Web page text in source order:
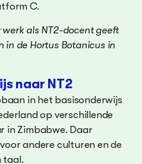
C.
als NT2-docent geeft
in de Hortus Botanicus in
naar NT2
in het basisonderwijs
op verschillende
in Zimbabwe. Daar
andere culturen en de
taal.